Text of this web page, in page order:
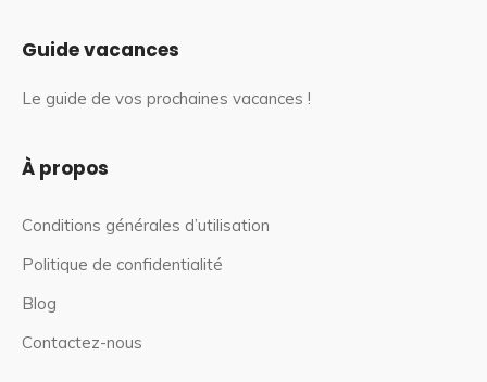
Guide vacances
Le guide de vos prochaines vacances !
À propos
Conditions générales d’utilisation
Politique de confidentialité
Blog
Contactez-nous